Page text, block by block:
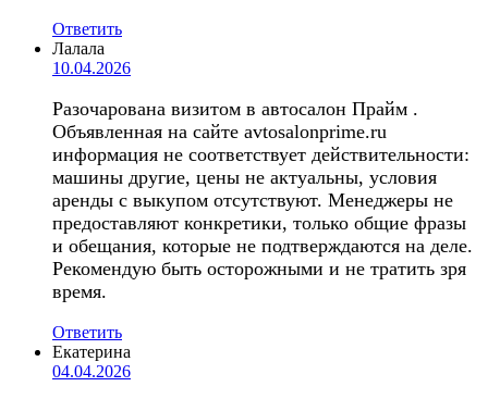
Ответить
Лалала
10.04.2026
Разочарована визитом в автосалон Прайм .
Объявленная на сайте avtosalonprime.ru
информация не соответствует действительности:
машины другие, цены не актуальны, условия
аренды с выкупом отсутствуют. Менеджеры не
предоставляют конкретики, только общие фразы
и обещания, которые не подтверждаются на деле.
Рекомендую быть осторожными и не тратить зря
время.
Ответить
Екатерина
04.04.2026